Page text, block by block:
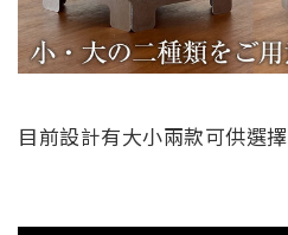
目前設計有大小兩款可供選擇